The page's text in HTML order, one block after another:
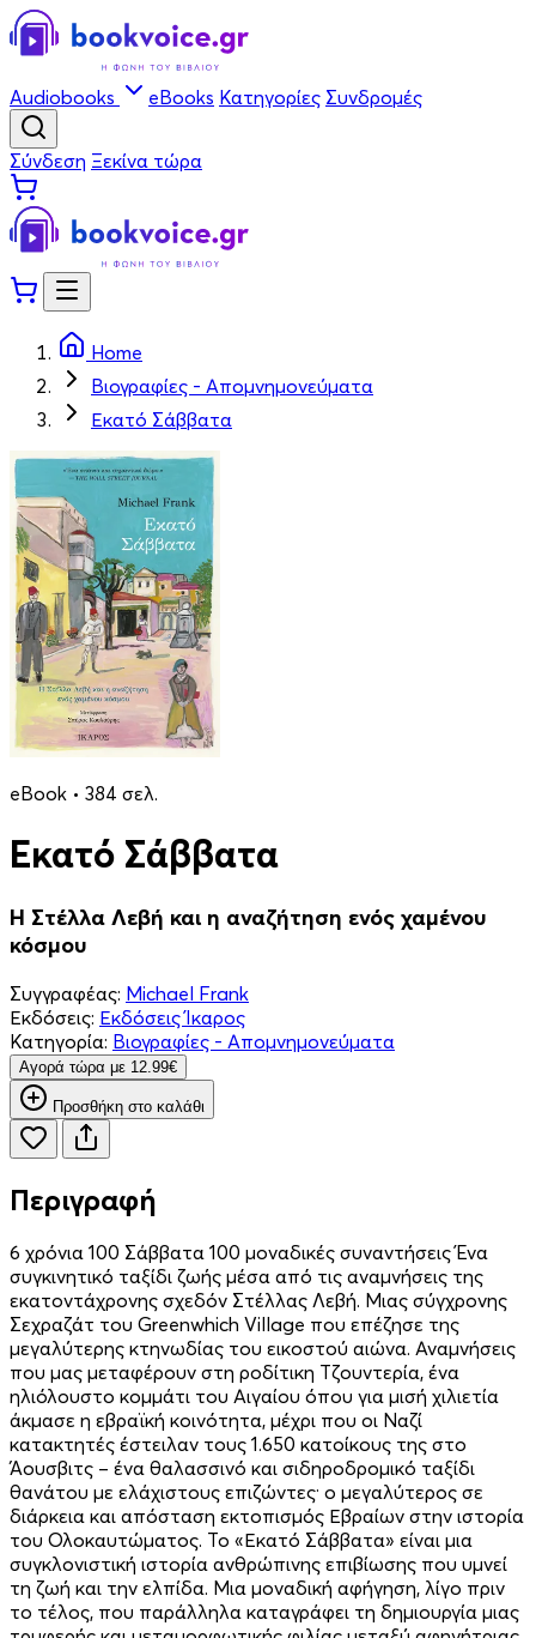
Audiobooks eBooks Κατηγορίες Συνδρομές
Σύνδεση Ξεκίνα τώρα
Home
Βιογραφίες - Απομνημονεύματα
Εκατό Σάββατα
eBook • 384 σελ.
Εκατό Σάββατα
Η Στέλλα Λεβή και η αναζήτηση ενός χαμένου
κόσμου
Συγγραφέας: Michael Frank
Εκδόσεις: Εκδόσεις Ίκαρος
Κατηγορία: Βιογραφίες - Απομνημονεύματα
Aγορά τώρα με 12.99€
Προσθήκη στο καλάθι
Περιγραφή
6 χρόνια 100 Σάββατα 100 μοναδικές συναντήσεις Ένα
συγκινητικό ταξίδι ζωής μέσα από τις αναμνήσεις της
εκατοντάχρονης σχεδόν Στέλλας Λεβή. Μιας σύγχρονης
Σεχραζάτ του Greenwhich Village που επέζησε της
μεγαλύτερης κτηνωδίας του εικοστού αιώνα. Αναμνήσεις
που μας μεταφέρουν στη ροδίτικη Τζουντερία, ένα
ηλιόλουστο κομμάτι του Αιγαίου όπου για μισή χιλιετία
άκμασε η εβραϊκή κοινότητα, μέχρι που οι Ναζί
κατακτητές έστειλαν τους 1.650 κατοίκους της στο
Άουσβιτς – ένα θαλασσινό και σιδηροδρομικό ταξίδι
θανάτου με ελάχιστους επιζώντες· ο μεγαλύτερος σε
διάρκεια και απόσταση εκτοπισμός Εβραίων στην ιστορία
του Ολοκαυτώματος. Το «Εκατό Σάββατα» είναι μια
συγκλονιστική ιστορία ανθρώπινης επιβίωσης που υμνεί
τη ζωή και την ελπίδα. Μια μοναδική αφήγηση, λίγο πριν
το τέλος, που παράλληλα καταγράφει τη δημιουργία μιας